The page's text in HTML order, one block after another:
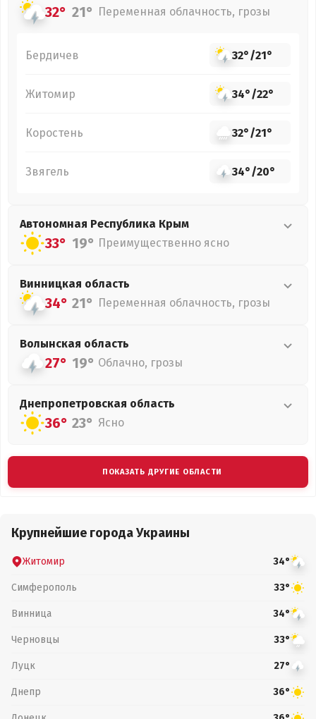
32° 21° Переменная облачность, грозы
Бердичев 32°/21°
Житомир 34°/22°
Коростень 32°/21°
Звягель 34°/20°
Автономная Республика Крым
33° 19° Преимущественно ясно
Винницкая область
34° 21° Переменная облачность, грозы
Волынская область
27° 19° Облачно, грозы
Днепропетровская область
36° 23° Ясно
ПОКАЗАТЬ ДРУГИЕ ОБЛАСТИ
Крупнейшие города Украины
Житомир 34°
Симферополь 33°
Винница 34°
Черновцы 33°
Луцк 27°
Днепр 36°